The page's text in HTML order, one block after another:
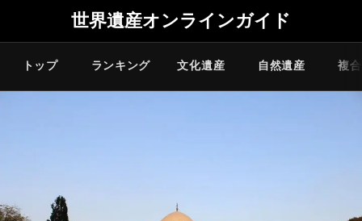
世界遺産オンラインガイド
トップ ランキング 文化遺産 自然遺産 複